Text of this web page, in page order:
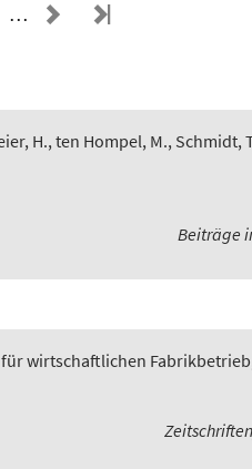
…
H., ten Hompel, M., Schmidt,
Beiträge
wirtschaftlichen